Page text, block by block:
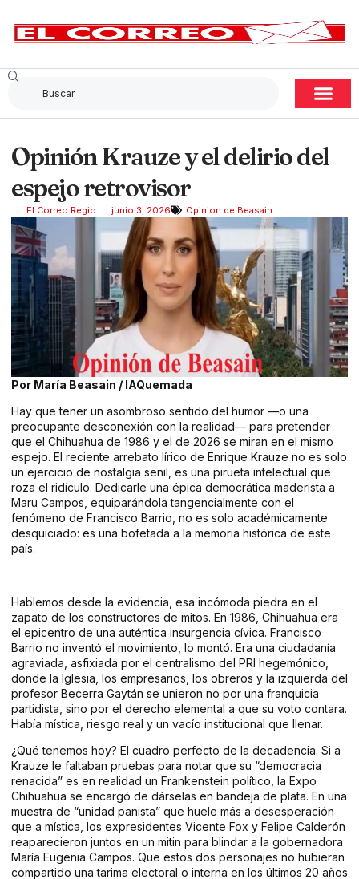
Opinión Krauze y el delirio del
espejo retrovisor
El Correo Regio junio 3, 2026 Opinion de Beasain
Por María Beasain / IAQuemada
Hay que tener un asombroso sentido del humor —o una
preocupante desconexión con la realidad— para pretender
que el Chihuahua de 1986 y el de 2026 se miran en el mismo
espejo. El reciente arrebato lírico de Enrique Krauze no es solo
un ejercicio de nostalgia senil, es una pirueta intelectual que
roza el ridículo. Dedicarle una épica democrática maderista a
Maru Campos, equiparándola tangencialmente con el
fenómeno de Francisco Barrio, no es solo académicamente
desquiciado: es una bofetada a la memoria histórica de este
país.
Hablemos desde la evidencia, esa incómoda piedra en el
zapato de los constructores de mitos. En 1986, Chihuahua era
el epicentro de una auténtica insurgencia cívica. Francisco
Barrio no inventó el movimiento, lo montó. Era una ciudadanía
agraviada, asfixiada por el centralismo del PRI hegemónico,
donde la Iglesia, los empresarios, los obreros y la izquierda del
profesor Becerra Gaytán se unieron no por una franquicia
partidista, sino por el derecho elemental a que su voto contara.
Había mística, riesgo real y un vacío institucional que llenar.
¿Qué tenemos hoy? El cuadro perfecto de la decadencia. Si a
Krauze le faltaban pruebas para notar que su “democracia
renacida” es en realidad un Frankenstein político, la Expo
Chihuahua se encargó de dárselas en bandeja de plata. En una
muestra de “unidad panista” que huele más a desesperación
que a mística, los expresidentes Vicente Fox y Felipe Calderón
reaparecieron juntos en un mitin para blindar a la gobernadora
María Eugenia Campos. Que estos dos personajes no hubieran
compartido una tarima electoral o interna en los últimos 20 años